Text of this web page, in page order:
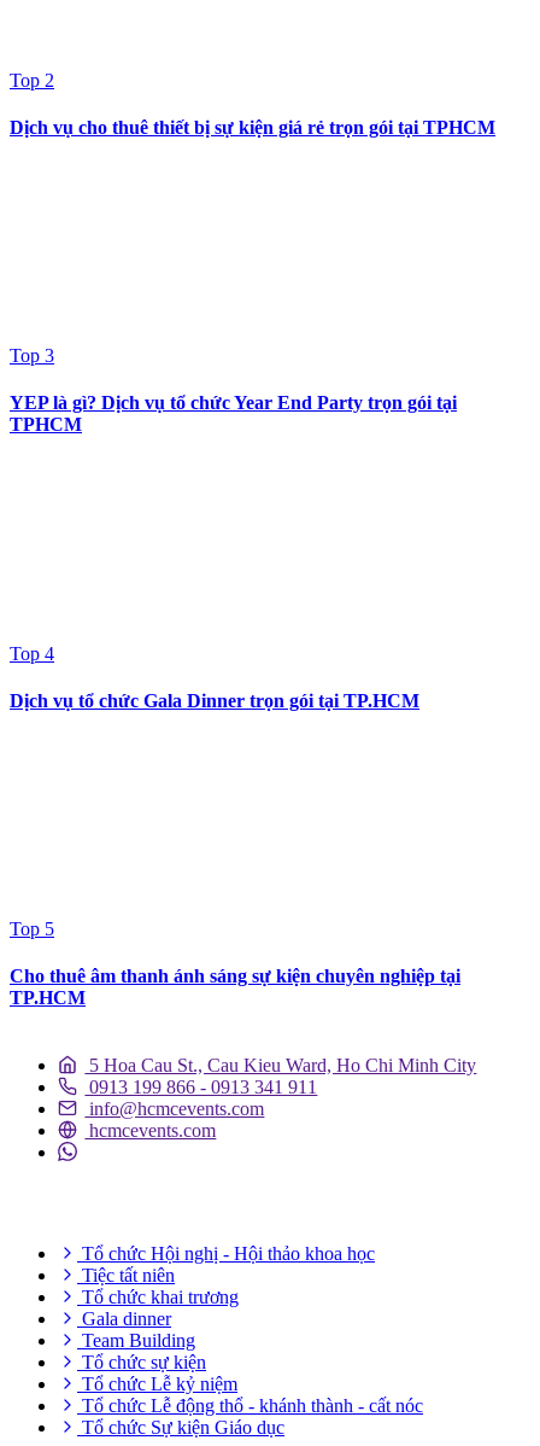
Top 2
Dịch vụ cho thuê thiết bị sự kiện giá rẻ trọn gói tại TPHCM
Top 3
YEP là gì? Dịch vụ tổ chức Year End Party trọn gói tại
TPHCM
Top 4
Dịch vụ tổ chức Gala Dinner trọn gói tại TP.HCM
Top 5
Cho thuê âm thanh ánh sáng sự kiện chuyên nghiệp tại
TP.HCM
5 Hoa Cau St., Cau Kieu Ward, Ho Chi Minh City
0913 199 866 - 0913 341 911
info@hcmcevents.com
hcmcevents.com
Tổ chức Hội nghị - Hội thảo khoa học
Tiệc tất niên
Tổ chức khai trương
Gala dinner
Team Building
Tổ chức sự kiện
Tổ chức Lễ kỷ niệm
Tổ chức Lễ động thổ - khánh thành - cất nóc
Tổ chức Sự kiện Giáo dục